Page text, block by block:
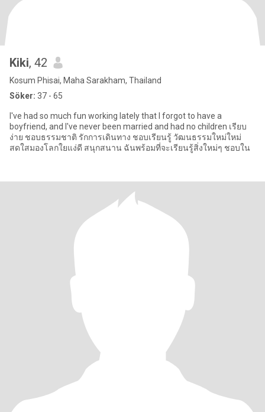
Kiki, 42
Kosum Phisai, Maha Sarakham, Thailand
Söker: 37 - 65
I've had so much fun working lately that I forgot to have a
boyfriend, and I've never been married and had no children เรียบ
ง่าย ชอบธรรมชาติ รักการเดินทาง ชอบเรียนรู้ วัฒนธรรมใหม่ใหม่
สดใสมองโลกใยแง่ดี สนุกสนาน ฉันพร้อมที่จะเรียนรู้สิ่งใหม่ๆ ชอบใน